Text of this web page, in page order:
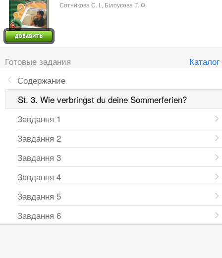
Сотникова С. І., Білоусова Т. Ф.
Готовые задания
Каталог
Содержание
St. 3. Wie verbringst du deine Sommerferien?
Завдання 1
Завдання 2
Завдання 3
Завдання 4
Завдання 5
Завдання 6